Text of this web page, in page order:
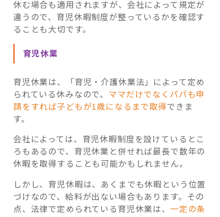
休む場合も適用されますが、会社によって規定が
違うので、育児休暇制度が整っているかを確認す
ることも大切です。
育児休業
育児休業は、「育児・介護休業法」によって定め
られている休みなので、 ママだけでなくパパも申
請をすれば子どもが1歳になるまで取得できま
す。
会社によっては、育児休暇制度を設けているとこ
ろもあるので、育児休業と併せれば最長で数年の
休暇を取得することも可能かもしれません。
しかし、育児休暇は、あくまでも休暇という位置
づけなので、給料が出ない場合もあります。その
点、法律で定められている育児休業は、 一定の条